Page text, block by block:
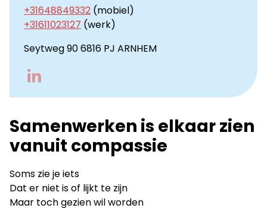
+31648849332 (mobiel)
+31611023127 (werk)
Seytweg 90 6816 PJ ARNHEM
Samenwerken is elkaar zien
vanuit compassie
Soms zie je iets
Dat er niet is of lijkt te zijn
Maar toch gezien wil worden